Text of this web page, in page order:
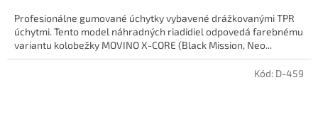
Profesionálne gumované úchytky vybavené drážkovanými TPR
úchytmi. Tento model náhradných riadidiel odpovedá farebnému
variantu kolobežky MOVINO X-CORE (Black Mission, Neo...
Kód: D-459